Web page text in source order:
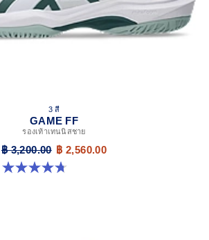
3 สี
GAME FF
รองเท้าเทนนิสชาย
฿ 3,200.00 ฿ 2,560.00
4.7 จาก 5 ดาว 33 รีวิว